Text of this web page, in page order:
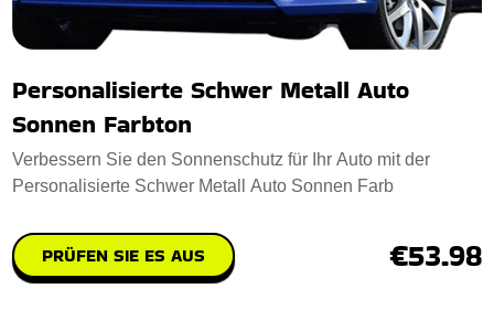
Personalisierte Schwer Metall Auto
Sonnen Farbton
Verbessern Sie den Sonnenschutz für Ihr Auto mit der
Personalisierte Schwer Metall Auto Sonnen Farb
PRÜFEN SIE ES AUS €53.98